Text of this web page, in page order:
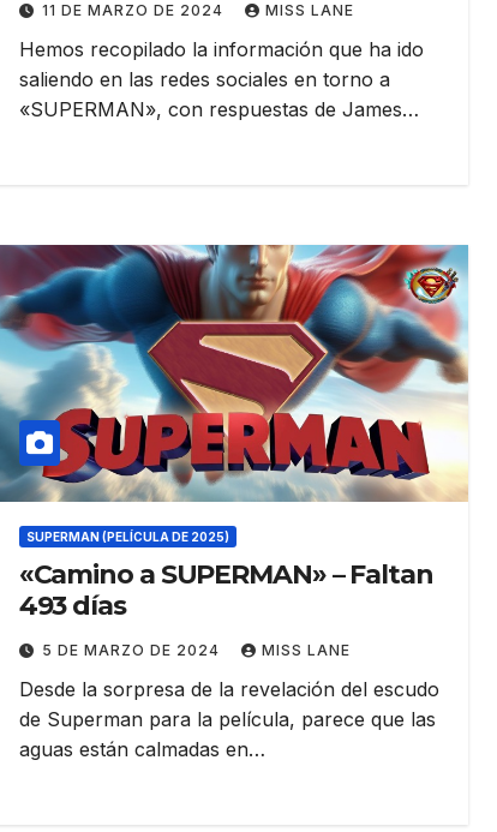
11 DE MARZO DE 2024 MISS LANE
Hemos recopilado la información que ha ido
saliendo en las redes sociales en torno a
«SUPERMAN», con respuestas de James…
SUPERMAN (PELÍCULA DE 2025)
«Camino a SUPERMAN» – Faltan
493 días
5 DE MARZO DE 2024 MISS LANE
Desde la sorpresa de la revelación del escudo
de Superman para la película, parece que las
aguas están calmadas en…